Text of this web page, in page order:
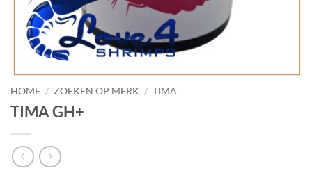
HOME / ZOEKEN OP MERK / TIMA
TIMA GH+